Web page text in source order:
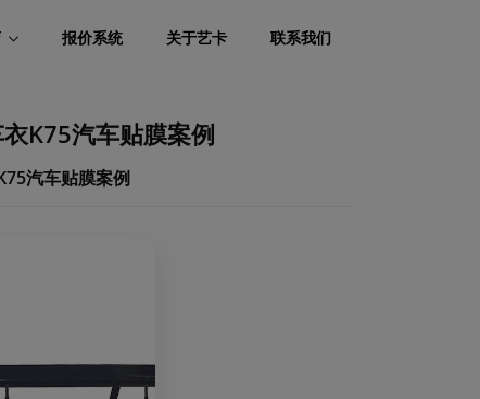
报价系统 关于艺卡 联系我们
K75汽车贴膜案例
汽车贴膜案例